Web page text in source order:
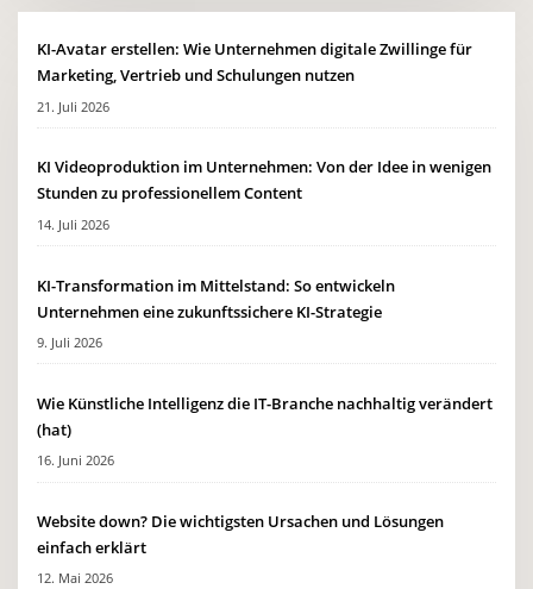
KI-Avatar erstellen: Wie Unternehmen digitale Zwillinge für
Marketing, Vertrieb und Schulungen nutzen
21. Juli 2026
KI Videoproduktion im Unternehmen: Von der Idee in wenigen
Stunden zu professionellem Content
14. Juli 2026
KI-Transformation im Mittelstand: So entwickeln
Unternehmen eine zukunftssichere KI-Strategie
9. Juli 2026
Wie Künstliche Intelligenz die IT-Branche nachhaltig verändert
(hat)
16. Juni 2026
Website down? Die wichtigsten Ursachen und Lösungen
einfach erklärt
12. Mai 2026